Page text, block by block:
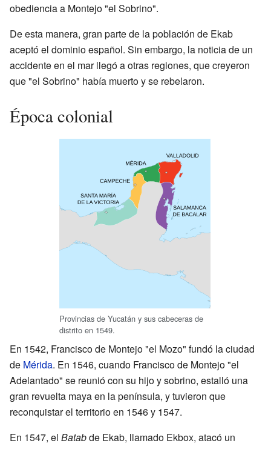
obediencia a Montejo "el Sobrino".
De esta manera, gran parte de la población de Ekab
aceptó el dominio español. Sin embargo, la noticia de un
accidente en el mar llegó a otras regiones, que creyeron
que "el Sobrino" había muerto y se rebelaron.
Época colonial
Provincias de Yucatán y sus cabeceras de
distrito en 1549.
En 1542, Francisco de Montejo "el Mozo" fundó la ciudad
de Mérida. En 1546, cuando Francisco de Montejo "el
Adelantado" se reunió con su hijo y sobrino, estalló una
gran revuelta maya en la península, y tuvieron que
reconquistar el territorio en 1546 y 1547.
En 1547, el Batabde Ekab, llamado Ekbox, atacó un